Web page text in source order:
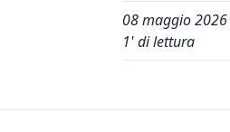
08 maggio 2026
1' di lettura